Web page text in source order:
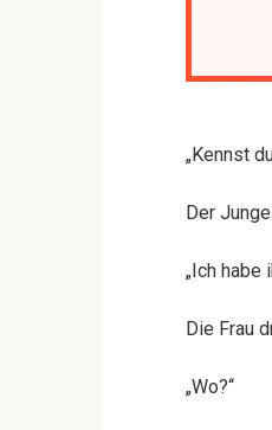
„Kennst
Der
„Ich habe
Die Frau
„Wo?“